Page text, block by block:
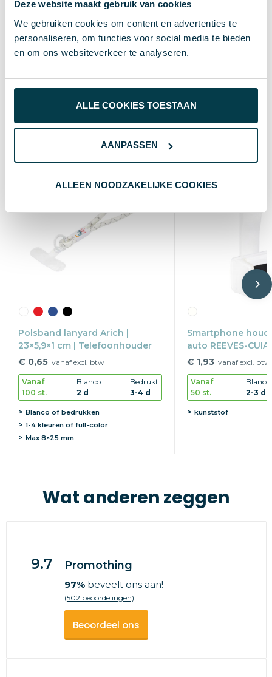
Deze website maakt gebruik van cookies
We gebruiken cookies om content en advertenties te
personaliseren, om functies voor social media te bieden
en om ons websiteverkeer te analyseren.
ALLE COOKIES TOESTAAN
AANPASSEN
ALLEEN NOODZAKELIJKE COOKIES
Hoogte 20 cm
6.8 cm
Wat anderen bekijken
Supersnel
Polsband lanyard Arich |
23×5,9×1 cm | Telefoonhouder
€ 0,65 vanaf excl. btw
Vanaf
100 st.
Blanco
2 d
Bedrukt
3-4 d
Blanco of bedrukken
1-4 kleuren of full-color
Max 8×25 mm
Smartphone
auto REEVES-
€ 1,93 vanaf excl.
Vanaf
50 st.
Blanco
2-3 d
kunststof
Wat anderen zeggen
9.7 Promothing
97%beveelt ons aan!
(502 beoordelingen)
Beoordeel ons